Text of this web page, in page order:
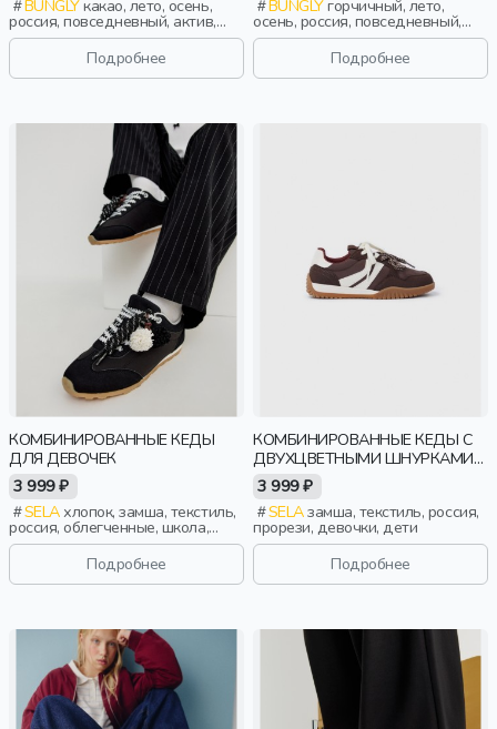
BUNGLYкакао, лето, осень,
россия, повседневный, актив,
мальчики, малыши, дошкольники,
Подробнее
BUNGLYгорчичный, лето,
осень, россия, повседневный,
актив, мальчики, малыши,
дошкольники, дети
Подробнее
КОМБИНИРОВАННЫЕ КЕДЫ
ДЛЯ ДЕВОЧЕК
3 999 ₽
SELAхлопок, замша, текстиль,
россия, облегченные, школа,
девочки, дети
Подробнее
КОМБИНИРОВАННЫЕ КЕДЫ С
ДВУХЦВЕТНЫМИ ШНУРКАМИ
ДЛЯ ДЕВОЧЕК
3 999 ₽
SELAзамша, текстиль, россия,
прорези, девочки, дети
Подробнее